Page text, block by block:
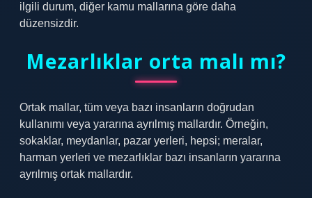
ilgili durum, diğer kamu mallarına göre daha
düzensizdir.
Mezarlıklar orta malı mı?
Ortak mallar, tüm veya bazı insanların doğrudan
kullanımı veya yararına ayrılmış mallardır. Örneğin,
sokaklar, meydanlar, pazar yerleri, hepsi; meralar,
harman yerleri ve mezarlıklar bazı insanların yararına
ayrılmış ortak mallardır.